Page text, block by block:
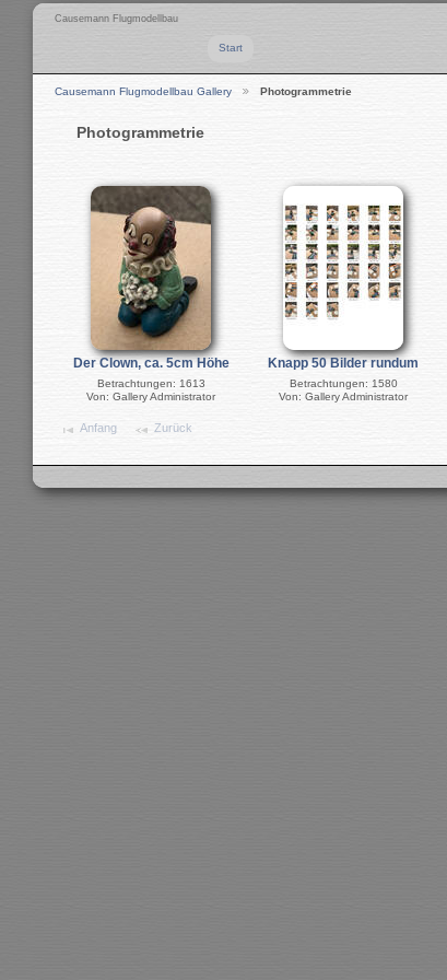
Causemann Flugmodellbau
Start
Causemann Flugmodellbau Gallery Photogrammetrie
Photogrammetrie
Der Clown, ca. 5cm Höhe
Betrachtungen: 1613
Von: Gallery Administrator
Knapp 50 Bilder rundum
Betrachtungen: 1580
Von: Gallery Administrator
Anfang Zurück